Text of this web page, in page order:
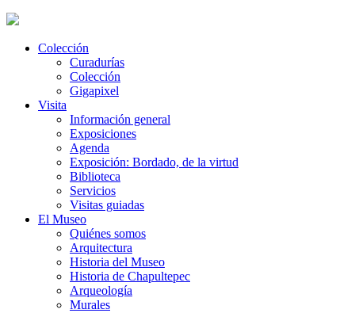
Colección
Curadurías
Colección
Gigapixel
Visita
Información general
Exposiciones
Agenda
Exposición: Bordado, de la virtud
Biblioteca
Servicios
Visitas guiadas
El Museo
Quiénes somos
Arquitectura
Historia del Museo
Historia de Chapultepec
Arqueología
Murales